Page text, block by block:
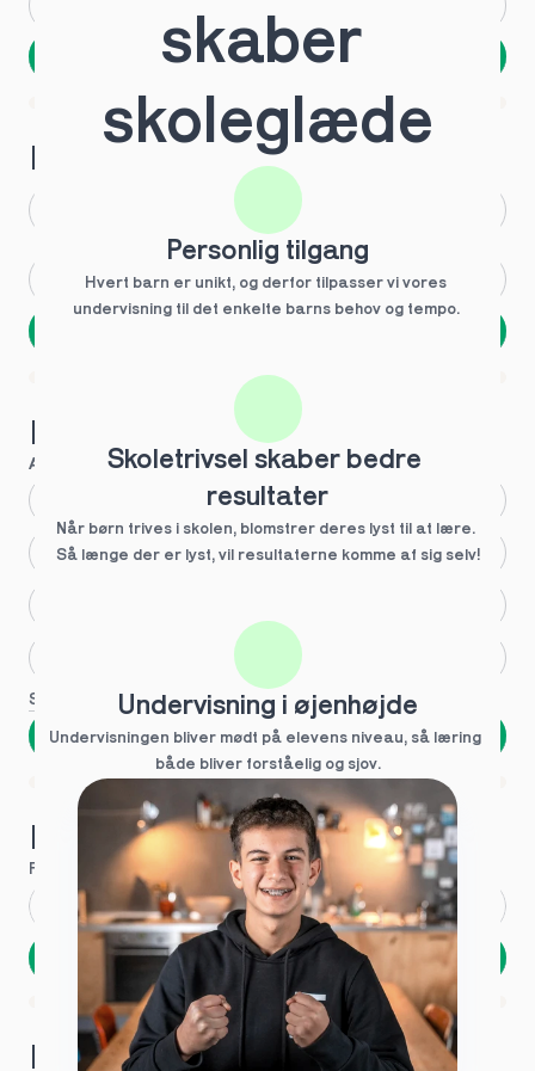
Næste
1 ud af 9 for at finde den rette tutor
Hvilken årgang?
2.g Andet
1 ud af 9 for at finde den rette tutor
Hvilke behov?
Anbefalet til dig
Større skoleglæde
Se flere
Næste
Spring over
1 ud af 9 for at finde den rette tutor
Hvad hedder du?
Fornavn Efternavn
Næste
Opbevares sikkert - oplysninger deles aldrig
1 ud af 9 for at finde den rette tutor
Hvordan kontakter vi dig?
skaber
skoleglæde
Personlig tilgang
Hvert barn er unikt, og derfor tilpasser vi vores
undervisning til det enkelte barns behov og tempo.
Skoletrivsel skaber bedre
resultater
Når børn trives i skolen, blomstrer deres lyst til at lære.
Så længe der er lyst, vil resultaterne komme af sig selv!
Undervisning i øjenhøjde
Undervisningen bliver mødt på elevens niveau, så læring
både bliver forståelig og sjov.